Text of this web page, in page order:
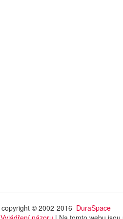
copyright © 2002-2016 DuraSpace